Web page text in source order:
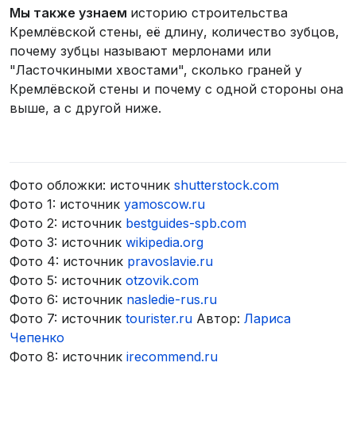
Мы также узнаем историю строительства
Кремлёвской стены, её длину, количество зубцов,
почему зубцы называют мерлонами или
"Ласточкиными хвостами", сколько граней у
Кремлёвской стены и почему с одной стороны она
выше, а с другой ниже.
Фото обложки: источник shutterstock.com
Фото 1: источник yamoscow.ru
Фото 2: источник bestguides-spb.com
Фото 3: источник wikipedia.org
Фото 4: источник pravoslavie.ru
Фото 5: источник otzovik.com
Фото 6: источник nasledie-rus.ru
Фото 7: источник tourister.ru Автор: Лариса
Чепенко
Фото 8: источник irecommend.ru